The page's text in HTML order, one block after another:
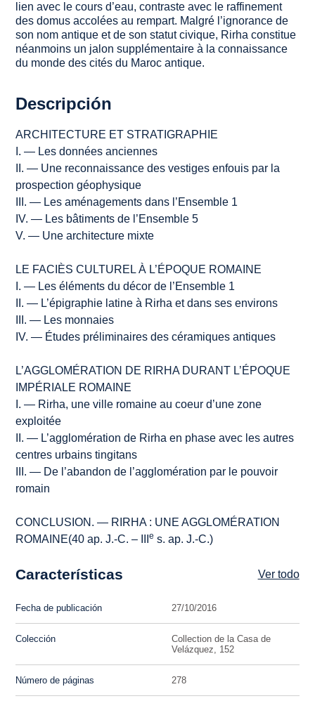
lien avec le cours d’eau, contraste avec le raffinement
desdomus accolées au rempart. Malgré l’ignorance de
son nom antique et de son statut civique, Rirha constitue
néanmoins un jalon supplémentaire à la connaissance
du monde des cités du Maroc antique.
Descripción
ARCHITECTURE ET STRATIGRAPHIE
I. — Les données anciennes
II. — Une reconnaissance des vestiges enfouis par la
prospection géophysique
III. — Les aménagements dans l’Ensemble 1
IV. — Les bâtiments de l’Ensemble 5
V. — Une architecture mixte
LE FACIÈS CULTUREL À L’ÉPOQUE ROMAINE
I. — Les éléments du décor de l’Ensemble 1
II. — L’épigraphie latine à Rirha et dans ses environs
III. — Les monnaies
IV. — Études préliminaires des céramiques antiques
L’AGGLOMÉRATION DE RIRHA DURANT L’ÉPOQUE
IMPÉRIALE ROMAINE
I. — Rirha, une ville romaine au coeur d’une zone
exploitée
II. — L’agglomération de Rirha en phase avec les autres
centres urbains tingitans
III. — De l’abandon de l’agglomération par le pouvoir
romain
CONCLUSION. — RIRHA : UNE AGGLOMÉRATION
ROMAINE(40 ap. J.-C. – IIIe s. ap. J.-C.)
Características Ver todo
Fecha de publicación 27/10/2016
Colección
Collection de la Casa de
Velázquez, 152
Número de páginas 278